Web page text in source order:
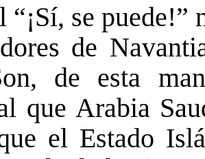
“¡Sí, se
de
de esta
que Arabia
el Estado